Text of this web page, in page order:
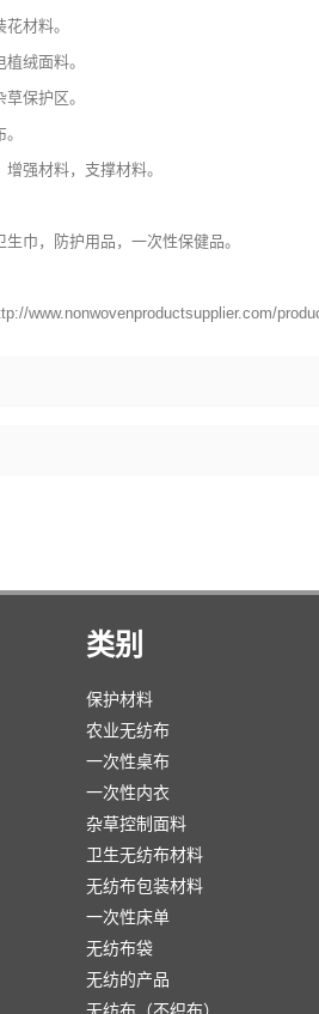
材料。
绒面料。
保护区。
强材料，支撑材料。
巾，防护用品，一次性保健品。
www.nonwovenproductsupplier.com/
类别
保护材料
农业无纺布
一次性桌布
一次性内衣
杂草控制面料
卫生无纺布材料
无纺布包装材料
一次性床单
无纺布袋
无纺的产品
无纺布（不织布）